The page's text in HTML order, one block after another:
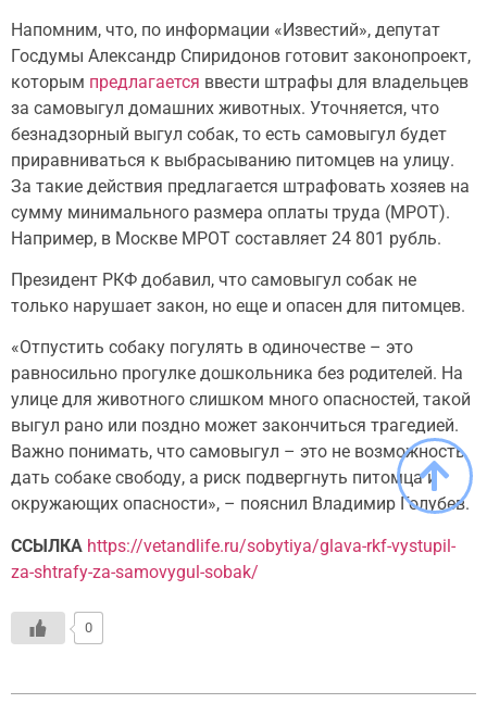
Напомним, что, по информации «Известий», депутат
Госдумы Александр Спиридонов готовит законопроект,
которым предлагается ввести штрафы для владельцев
за самовыгул домашних животных. Уточняется, что
безнадзорный выгул собак, то есть самовыгул будет
приравниваться к выбрасыванию питомцев на улицу.
За такие действия предлагается штрафовать хозяев на
сумму минимального размера оплаты труда (МРОТ).
Например, в Москве МРОТ составляет 24 801 рубль.
Президент РКФ добавил, что самовыгул собак не
только нарушает закон, но еще и опасен для питомцев.
«Отпустить собаку погулять в одиночестве – это
равносильно прогулке дошкольника без родителей. На
улице для животного слишком много опасностей, такой
выгул рано или поздно может закончиться трагедией.
Важно понимать, что самовыгул – это не возможность
дать собаке свободу, а риск подвергнуть питомца и
окружающих опасности», – пояснил Владимир Голубев.
ССЫЛКА https://vetandlife.ru/sobytiya/glava-rkf-vystupil-
za-shtrafy-za-samovygul-sobak/
0